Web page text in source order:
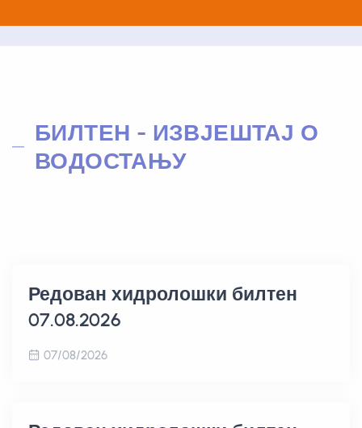
БИЛТЕН - ИЗВЈЕШТАЈ О
ВОДОСТАЊУ
Редован хидролошки билтен
07.08.2026
07/08/2026